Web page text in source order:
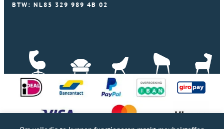
BTW: NL85 329 989 4B 02